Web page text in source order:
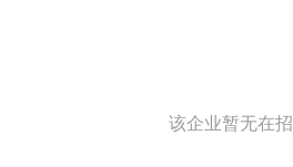
该企业暂无在